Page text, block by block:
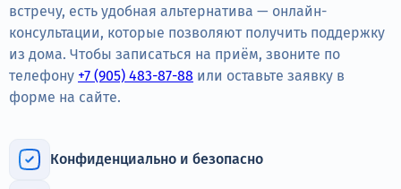
Контакты
+7 (905) 483-87-88
встречу, есть удобная альтернатива — онлайн-
консультации, которые позволяют получить поддержку
из дома. Чтобы записаться на приём, звоните по
телефону +7 (905) 483-87-88 или оставьте заявку в
форме на сайте.
Конфиденциально и безопасно